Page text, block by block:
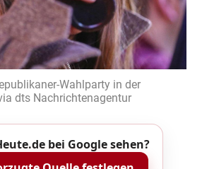
Wahlparty in der
dts Nachrichtenagentur
bei Google sehen?